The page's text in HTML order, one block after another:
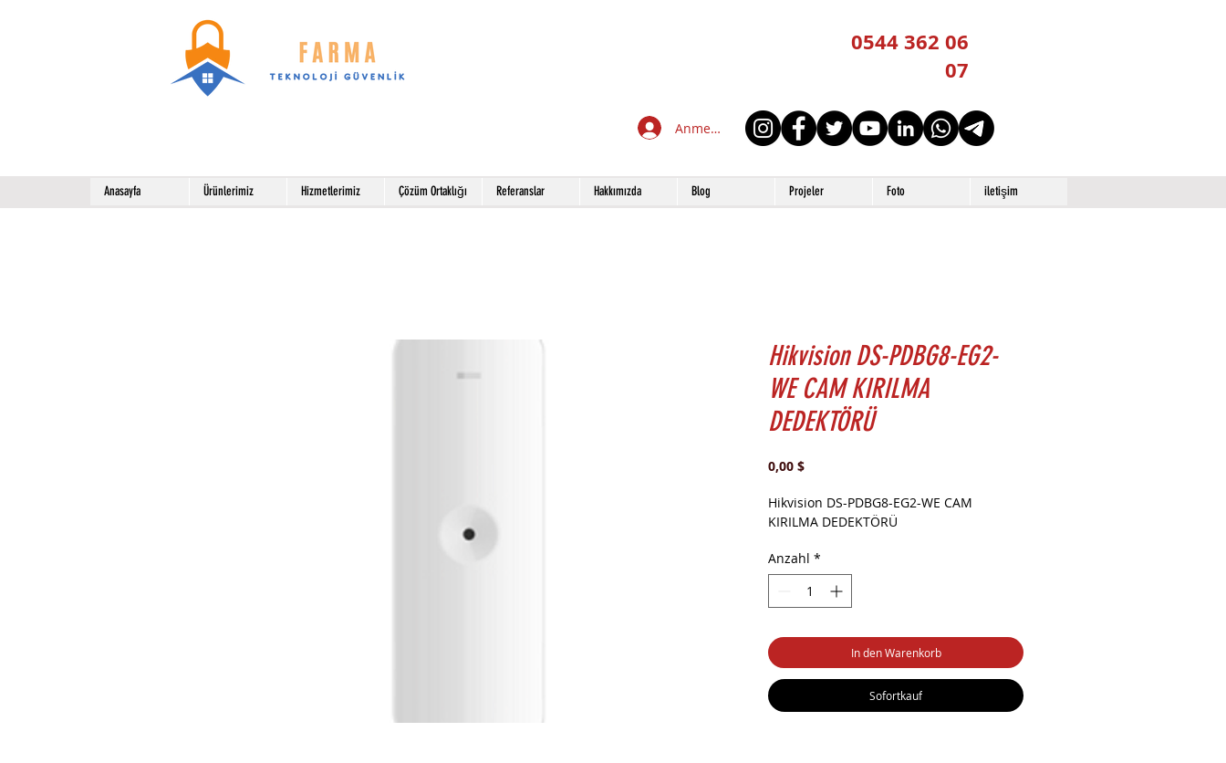
0544 362 06
07
Anmelden
Anasayfa Ürünlerimiz Hizmetlerimiz Çözüm Ortaklığı Referanslar Hakkımızda Blog Projeler Foto iletişim
Hikvision DS-PDBG8-EG2-
WE CAM KIRILMA
DEDEKTÖRÜ
0,00 $Preis
Hikvision DS-PDBG8-EG2-WE CAM
KIRILMA DEDEKTÖRÜ
Anzahl *
In den Warenkorb
Sofortkauf